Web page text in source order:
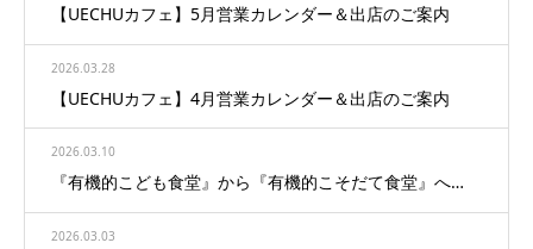
【UECHUカフェ】5月営業カレンダー＆出店のご案内
2026.03.28
【UECHUカフェ】4月営業カレンダー＆出店のご案内
2026.03.10
『有機的こども食堂』から『有機的こそだて食堂』へ…
2026.03.03